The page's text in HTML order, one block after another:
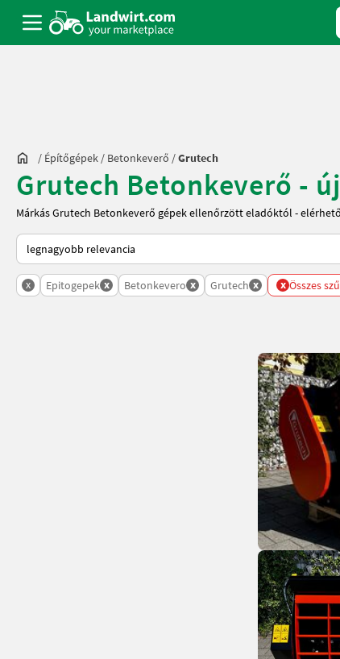
/ Építőgépek / Betonkeverő /Grutech
Grutech Betonkeverő -
Márkás Grutech Betonkeverő gépek ellenőrzött eladóktól -
Így van sorba rendezve a Landwirt.com-on
x Epitogepek x Betonkevero x Grutech x x Összes